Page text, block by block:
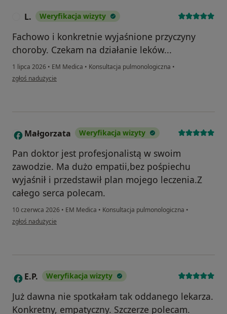
L. Weryfikacja wizyty
Fachowo i konkretnie wyjaśnione przyczyny
choroby. Czekam na działanie leków...
1 lipca 2026 • EM Medica • Konsultacja pulmonologiczna •
w opinii użytkownika L.
zgłoś nadużycie
M Małgorzata Weryfikacja wizyty
Pan doktor jest profesjonalistą w swoim
zawodzie. Ma dużo empatii,bez pośpiechu
wyjaśnił i przedstawił plan mojego leczenia.Z
całego serca polecam.
10 czerwca 2026 • EM Medica • Konsultacja pulmonologiczna •
w opinii użytkownika Małgorzata
zgłoś nadużycie
E E.P. Weryfikacja wizyty
Już dawna nie spotkałam tak oddanego lekarza.
Konkretny, empatyczny. Szczerze polecam.